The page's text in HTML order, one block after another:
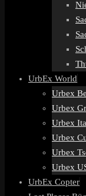
UrbEx World
Urbex
Urbex
Urbex
Urbex
Urbex
Urbex
UrbEx Copter